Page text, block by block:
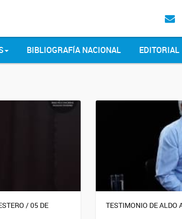
BIBLIOGRAFÍA NACIONAL EDITORIAL
/ 05 DE
TESTIMONIO DE ALDO